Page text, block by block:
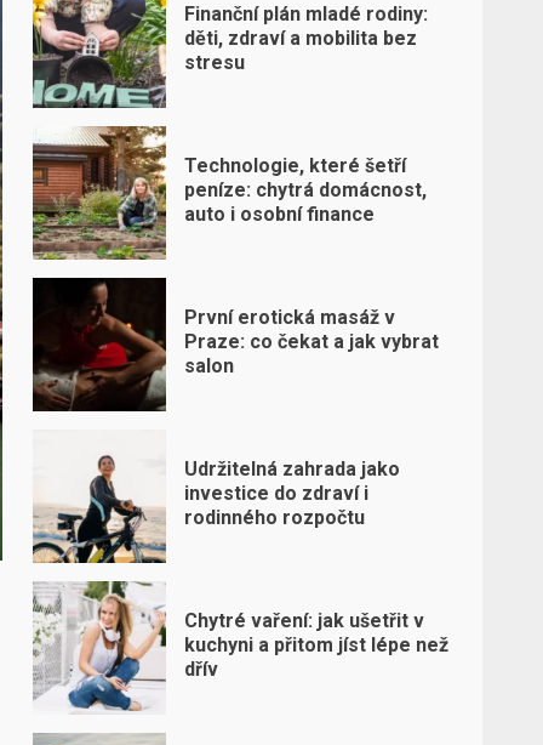
Finanční plán mladé rodiny:
děti, zdraví a mobilita bez
stresu
Technologie, které šetří
peníze: chytrá domácnost,
auto i osobní finance
První erotická masáž v
Praze: co čekat a jak vybrat
salon
Udržitelná zahrada jako
investice do zdraví i
rodinného rozpočtu
Chytré vaření: jak ušetřit v
kuchyni a přitom jíst lépe než
dřív